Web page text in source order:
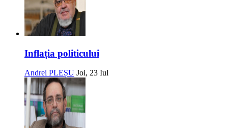
Inflația politicului
Andrei PLEȘU Joi, 23 Iul